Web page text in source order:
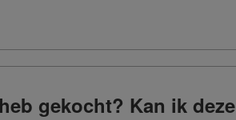
gekocht? Kan ik deze